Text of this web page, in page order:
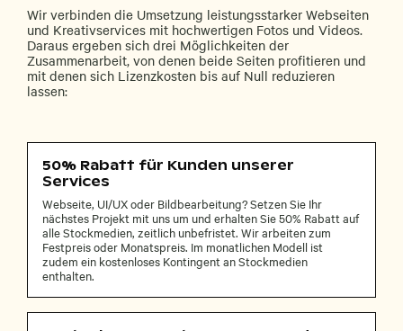
Wir verbinden die Umsetzung leistungsstarker Webseiten
und Kreativservices mit hochwertigen Fotos und Videos.
Daraus ergeben sich drei Möglichkeiten der
Zusammenarbeit, von denen beide Seiten profitieren und
mit denen sich Lizenzkosten bis auf Null reduzieren
lassen:
50% Rabatt für Kunden unserer
Services
Webseite, UI/UX oder Bildbearbeitung? Setzen Sie Ihr
nächstes Projekt mit uns um und erhalten Sie 50% Rabatt auf
alle Stockmedien, zeitlich unbefristet. Wir arbeiten zum
Festpreis oder Monatspreis. Im monatlichen Modell ist
zudem ein kostenloses Kontingent an Stockmedien
enthalten.